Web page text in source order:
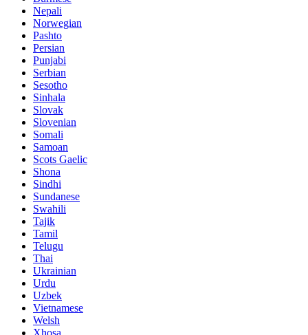
Nepali
Norwegian
Pashto
Persian
Punjabi
Serbian
Sesotho
Sinhala
Slovak
Slovenian
Somali
Samoan
Scots Gaelic
Shona
Sindhi
Sundanese
Swahili
Tajik
Tamil
Telugu
Thai
Ukrainian
Urdu
Uzbek
Vietnamese
Welsh